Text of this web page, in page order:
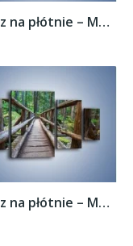
Obraz na płótnie – Mostek z drewnianych...
Obraz na płótnie – Mostek z drewnianych...